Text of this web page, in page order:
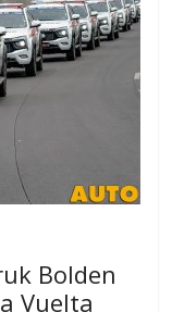
Bolden
Vuelta